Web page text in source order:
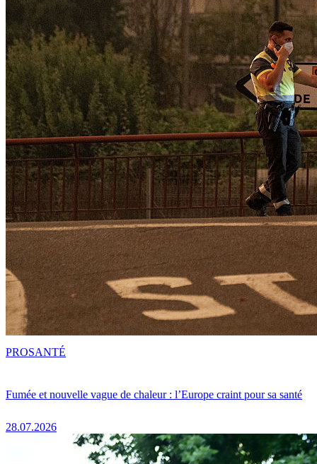
Fumée et nouvelle vague de chaleur : l’Europe craint pour sa santé
28.07.2026
PROSANTÉ